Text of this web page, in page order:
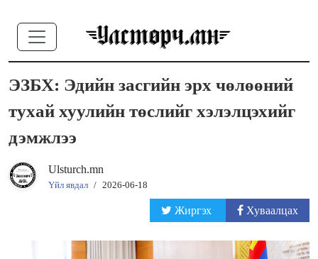
ЭЗБХ: Эдийн засгийн эрх чөлөөний
тухай хуулийн төслийг хэлэлцэхийг
дэмжлээ
Ulsturch.mn
Үйл явдал / 2026-06-18
Жиргэх Хуваалцах